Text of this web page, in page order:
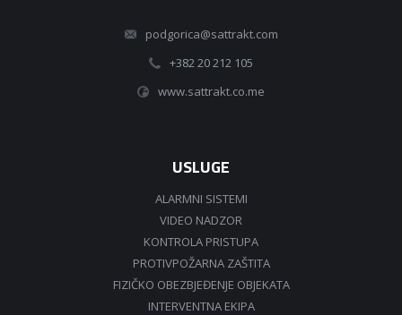
podgorica@sattrakt.com
+382 20 212 105
www.sattrakt.co.me
USLUGE
ALARMNI SISTEMI
VIDEO NADZOR
KONTROLA PRISTUPA
PROTIVPOŽARNA ZAŠTITA
FIZIČKO OBEZBJEĐENJE OBJEKATA
INTERVENTNA EKIPA